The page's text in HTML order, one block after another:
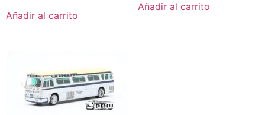
Añadir al carrito
Añadir al carrito